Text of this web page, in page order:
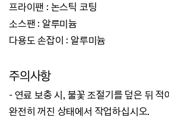
프라이팬 : 논스틱 코팅
소스팬 : 알루미늄
다용도 손잡이 : 알루미늄
주의사항
- 연료 보충 시, 불꽃 조절기를 덮은 뒤 적
완전히 꺼진 상태에서 작업하십시오.